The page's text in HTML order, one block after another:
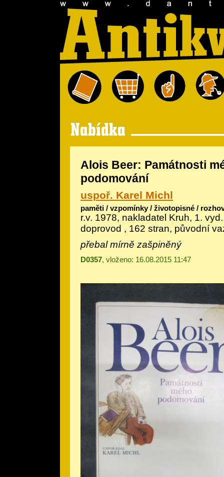
Alois Beer: Památnosti
podomování
uspoř. Karel Michl
paměti / vzpomínky / životopisné /
r.v. 1978, nakladatel Kruh, 1.
doprovod , 162 stran, původní
přebal mírně zašpiněný
D0357, vloženo: 16.08.2015 11:47